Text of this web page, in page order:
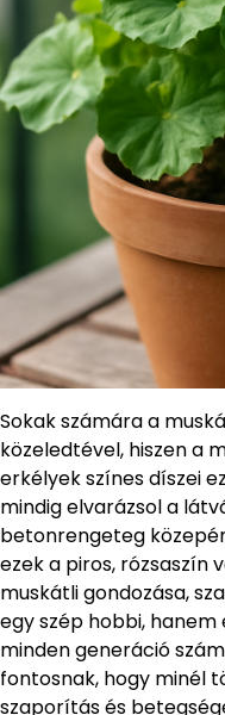
Sokak számára a
közeledtével, hiszen a
erkélyek színes díszei
mindig elvarázsol a
betonrengeteg
ezek a piros, rózsaszín
muskátli gondozása,
egy szép hobbi,
minden generáció
fontosnak, hogy minél
szaporítás és